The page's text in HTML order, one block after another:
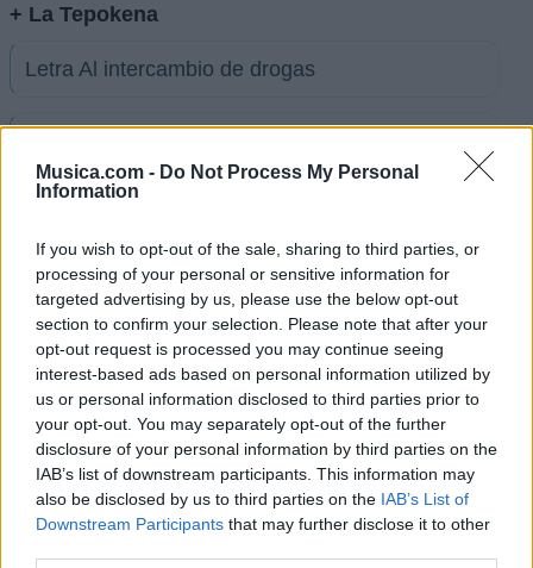
Musica.com - Do Not Process My Personal
Information
If you wish to opt-out of the sale, sharing to third parties, or
processing of your personal or sensitive information for
targeted advertising by us, please use the below opt-out
section to confirm your selection. Please note that after your
opt-out request is processed you may continue seeing
interest-based ads based on personal information utilized by
us or personal information disclosed to third parties prior to
your opt-out. You may separately opt-out of the further
disclosure of your personal information by third parties on the
IAB’s list of downstream participants. This information may
also be disclosed by us to third parties on the IAB’s List of
Downstream Participants that may further disclose it to other
+ La Tepokena
Letra Al intercambio de drogas
Letra Casi Nacimos Juntos
Letra Chiquita Bonita
Letra Camino Equivocado
Letra La fuerza en la sangre